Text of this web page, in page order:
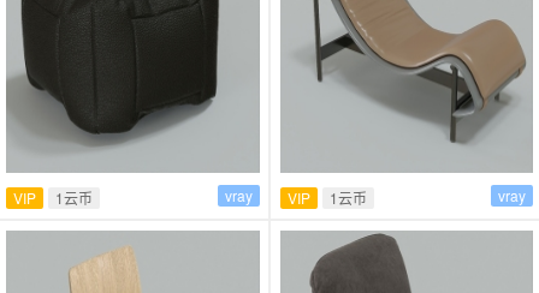
VIP 1云币 vray VIP 1云币 vray